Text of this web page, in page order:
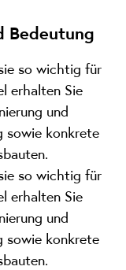
Bedeutung
so wichtig für
erhalten Sie
und
sowie konkrete
so wichtig für
erhalten Sie
und
sowie konkrete